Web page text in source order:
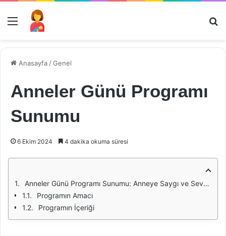
Menü
Anasayfa /Genel
Anneler Günü Programı
Sunumu
6 Ekim 2024 4 dakika okuma süresi
Anneler Günü Programı Sunumu: Anneye Saygı ve Sevgiyle Dolu Bir Gün
Programın Amacı
Programın İçeriği